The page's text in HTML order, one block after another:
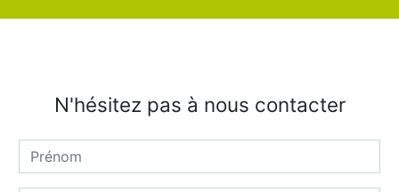
N'hésitez pas à nous contacter